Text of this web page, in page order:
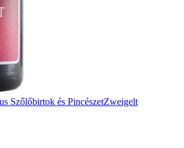
Szőlőbirtok és PincészetZweigelt